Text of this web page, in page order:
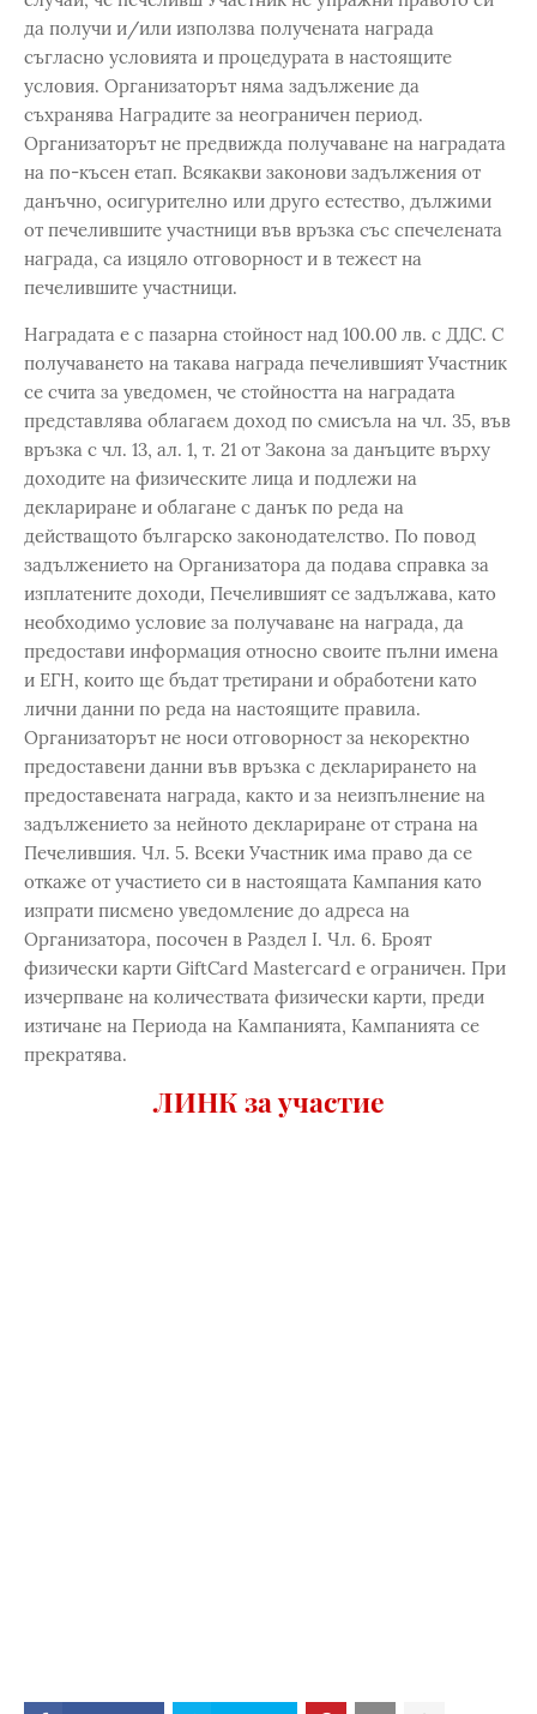
да получи и/или използва получената награда
съгласно условията и процедурата в настоящите
условия. Организаторът няма задължение да
съхранява Наградите за неограничен период.
Организаторът не предвижда получаване на наградата
на по-късен етап. Всякакви законови задължения от
данъчно, осигурително или друго естество, дължими
от печелившите участници във връзка със спечелената
награда, са изцяло отговорност и в тежест на
печелившите участници.
Наградата е с пазарна стойност над 100.00 лв. с ДДС. С
получаването на такава награда печелившият Участник
се счита за уведомен, че стойността на наградата
представлява облагаем доход по смисъла на чл. 35, във
връзка с чл. 13, ал. 1, т. 21 от Закона за данъците върху
доходите на физическите лица и подлежи на
деклариране и облагане с данък по реда на
действащото българско законодателство. По повод
задължението на Организатора да подава справка за
изплатените доходи, Печелившият се задължава, като
необходимо условие за получаване на награда, да
предостави информация относно своите пълни имена
и ЕГН, които ще бъдат третирани и обработени като
лични данни по реда на настоящите правила.
Организаторът не носи отговорност за некоректно
предоставени данни във връзка с декларирането на
предоставената награда, както и за неизпълнение на
задължението за нейното деклариране от страна на
Печелившия. Чл. 5. Всеки Участник има право да се
откаже от участието си в настоящата Кампания като
изпрати писмено уведомление до адреса на
Организатора, посочен в Раздел I. Чл. 6. Броят
физически карти GiftCard Mastercard е ограничен. При
изчерпване на количествата физически карти, преди
изтичане на Периода на Кампанията, Кампанията се
прекратява.
ЛИНК за участие